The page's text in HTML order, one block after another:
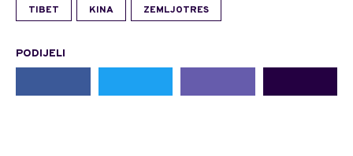
TIBET KINA ZEMLJOTRES
PODIJELI